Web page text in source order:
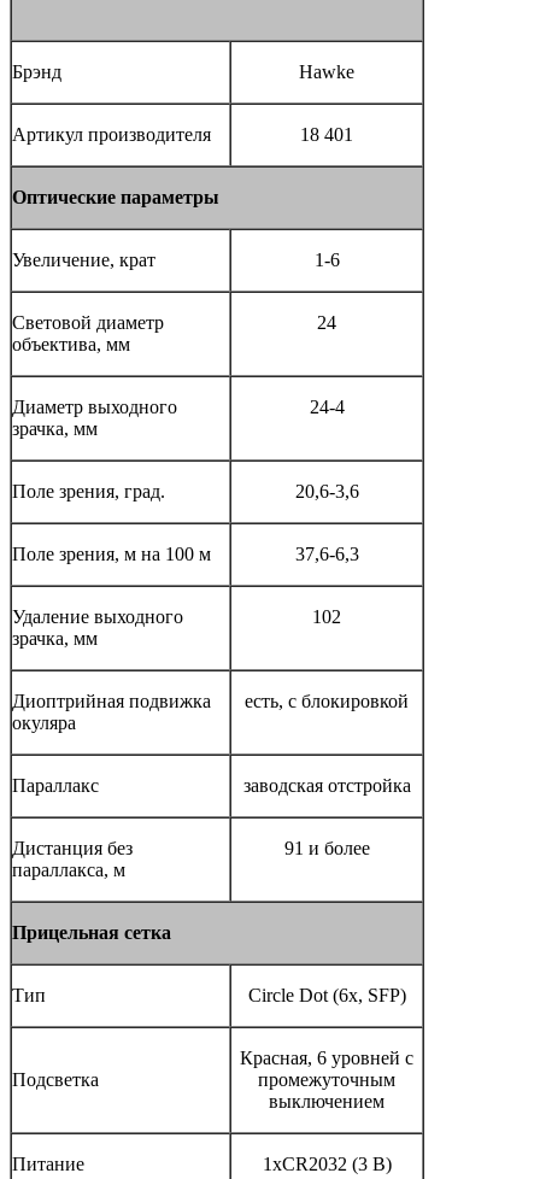
Брэнд Hawke
Артикул производителя 18 401
Оптические параметры
Увеличение, крат 1-6
Световой диаметр
объектива, мм
24
Диаметр выходного
зрачка, мм
24-4
Поле зрения, град. 20,6-3,6
Поле зрения, м на 100 м 37,6-6,3
Удаление выходного
зрачка, мм
102
Диоптрийная подвижка
окуляра
есть, с блокировкой
Параллакс заводская отстройка
Дистанция без
параллакса, м
91 и более
Прицельная сетка
Тип Circle Dot (6x, SFP)
Подсветка
Красная, 6 уровней с
промежуточным
выключением
Питание 1xCR2032 (3 В)